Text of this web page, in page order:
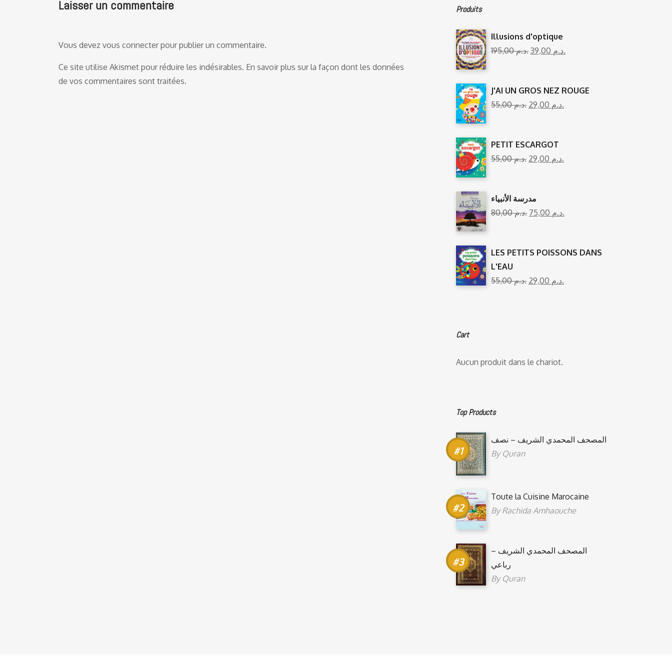
Laisser un commentaire
Vous devez vous connecterpour publier un commentaire.
Ce site utilise Akismet pour réduire les indésirables. En savoir plus sur la façon dont les données
de vos commentaires sont traitées.
Produits
Illusions d'optique
195,00
د.م. 39,00 د.م.
J'AI UN GROS NEZ ROUGE
55,00
د.م. 29,00 د.م.
PETIT ESCARGOT
55,00
د.م. 29,00 د.م.
مدرسة الأنبياء
80,00
د.م. 75,00 د.م.
LES PETITS POISSONS DANS
L'EAU
55,00
د.م. 29,00 د.م.
Cart
Aucun produit dans le chariot.
Top Products
المصحف المحمدي الشريف – نصف
By Quran
Toute la Cuisine Marocaine
ByRachida Amhaouche
المصحف المحمدي الشريف –
رباعي
By Quran